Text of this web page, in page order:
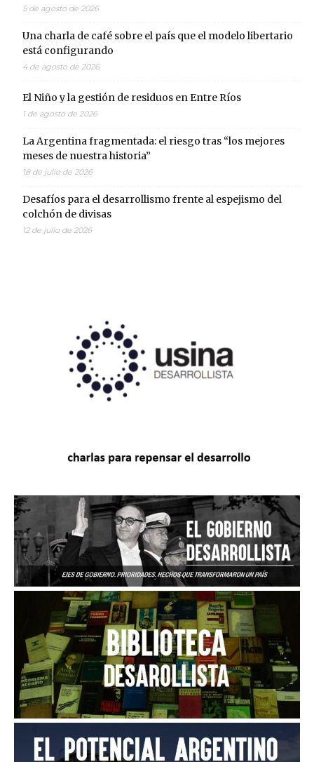
5 de agosto de 2026
Una charla de café sobre el país que el modelo libertario
está configurando
4 de agosto de 2026
El Niño y la gestión de residuos en Entre Ríos
1 de agosto de 2026
La Argentina fragmentada: el riesgo tras “los mejores
meses de nuestra historia”
18 de julio de 2026
Desafíos para el desarrollismo frente al espejismo del
colchón de divisas
12 de julio de 2026